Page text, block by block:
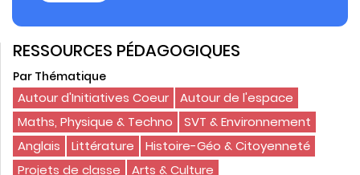
RESSOURCES PÉDAGOGIQUES
Par Thématique
Autour d'Initiatives Coeur
Autour de l'espace
Maths, Physique & Techno
SVT & Environnement
Anglais
Littérature
Histoire-Géo & Citoyenneté
Projets de classe
Arts & Culture